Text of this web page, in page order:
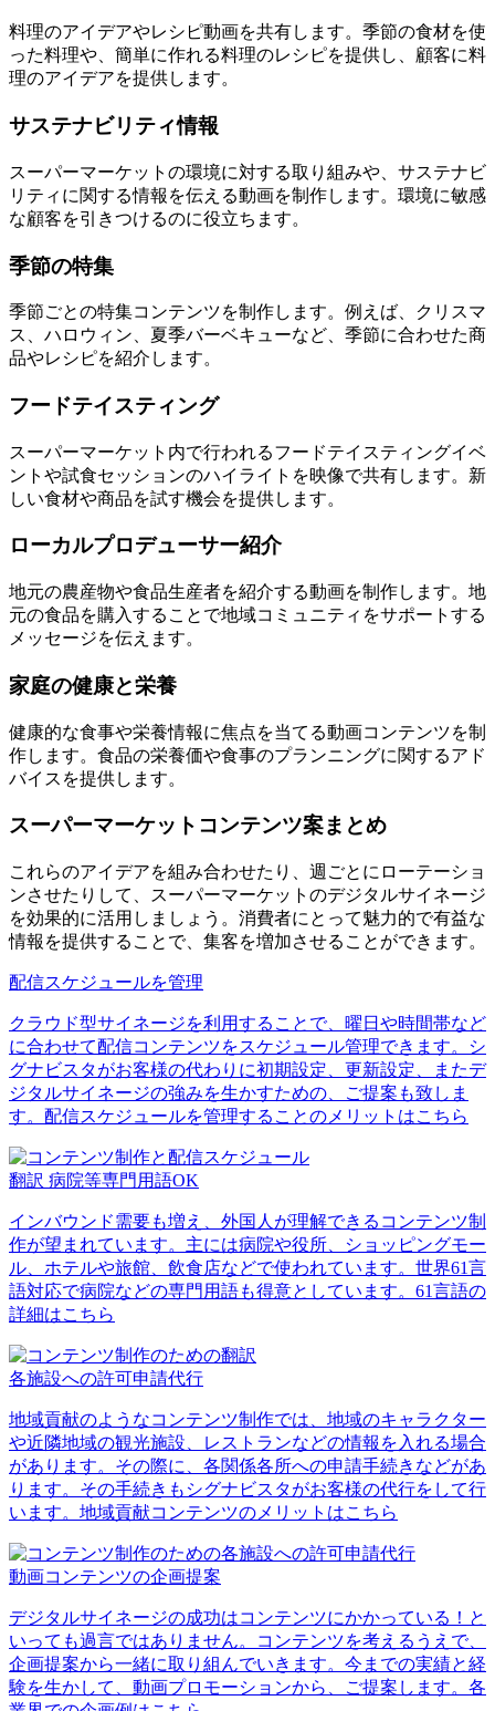
料理のアイデアやレシピ動画を共有します。季節の食材を使
った料理や、簡単に作れる料理のレシピを提供し、顧客に料
理のアイデアを提供します。
サステナビリティ情報
スーパーマーケットの環境に対する取り組みや、サステナビ
リティに関する情報を伝える動画を制作します。環境に敏感
な顧客を引きつけるのに役立ちます。
季節の特集
季節ごとの特集コンテンツを制作します。例えば、クリスマ
ス、ハロウィン、夏季バーベキューなど、季節に合わせた商
品やレシピを紹介します。
フードテイスティング
スーパーマーケット内で行われるフードテイスティングイベ
ントや試食セッションのハイライトを映像で共有します。新
しい食材や商品を試す機会を提供します。
ローカルプロデューサー紹介
地元の農産物や食品生産者を紹介する動画を制作します。地
元の食品を購入することで地域コミュニティをサポートする
メッセージを伝えます。
家庭の健康と栄養
健康的な食事や栄養情報に焦点を当てる動画コンテンツを制
作します。食品の栄養価や食事のプランニングに関するアド
バイスを提供します。
スーパーマーケットコンテンツ案まとめ
これらのアイデアを組み合わせたり、週ごとにローテーショ
ンさせたりして、スーパーマーケットのデジタルサイネージ
を効果的に活用しましょう。消費者にとって魅力的で有益な
情報を提供することで、集客を増加させることができます。
配信スケジュールを管理
クラウド型サイネージを利用することで、曜日や時間帯など
に合わせて配信コンテンツをスケジュール管理できます。シ
グナビスタがお客様の代わりに初期設定、更新設定、またデ
ジタルサイネージの強みを生かすための、ご提案も致しま
す。配信スケジュールを管理することのメリットはこちら
翻訳 病院等専門用語OK
インバウンド需要も増え、外国人が理解できるコンテンツ制
作が望まれています。主には病院や役所、ショッピングモー
ル、ホテルや旅館、飲食店などで使われています。世界61言
語対応で病院などの専門用語も得意としています。61言語の
詳細はこちら
各施設への許可申請代行
地域貢献のようなコンテンツ制作では、地域のキャラクター
や近隣地域の観光施設、レストランなどの情報を入れる場合
があります。その際に、各関係各所への申請手続きなどがあ
ります。その手続きもシグナビスタがお客様の代行をして行
います。地域貢献コンテンツのメリットはこちら
動画コンテンツの企画提案
デジタルサイネージの成功はコンテンツにかかっている！と
いっても過言ではありません。コンテンツを考えるうえで、
企画提案から一緒に取り組んでいきます。今までの実績と経
験を生かして、動画プロモーションから、ご提案します。各